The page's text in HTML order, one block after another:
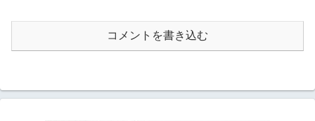
コメントを書き込む